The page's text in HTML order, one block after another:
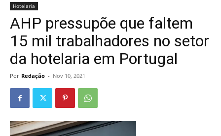
Hotelaria
AHP pressupõe que faltem
15 mil trabalhadores no setor
da hotelaria em Portugal
Por Redação - Nov 10, 2021